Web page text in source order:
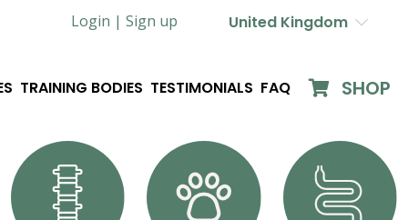
Login | Sign up United Kingdom
TRAINING BODIES TESTIMONIALS FAQ SHOP